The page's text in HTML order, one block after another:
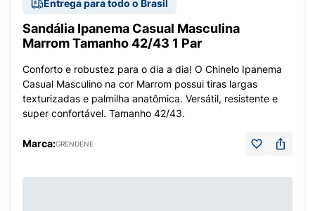
Entrega para todo o Brasil
Sandália Ipanema Casual Masculina
Marrom Tamanho 42/43 1 Par
Conforto e robustez para o dia a dia! O Chinelo Ipanema
Casual Masculino na cor Marrom possui tiras largas
texturizadas e palmilha anatômica. Versátil, resistente e
super confortável. Tamanho 42/43.
Marca:GRENDENE